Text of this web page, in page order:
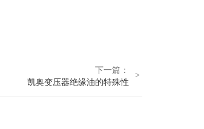
>
下一篇：
凯奥变压器绝缘油的特殊性